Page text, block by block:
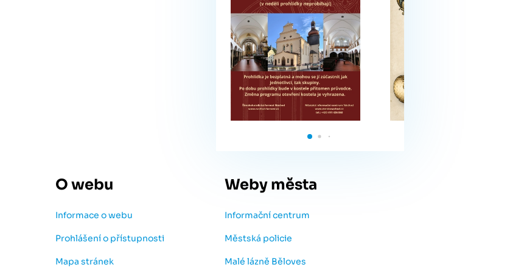
O webu
Informace o webu
Prohlášení o přístupnosti
Mapa stránek
Weby města
Informační centrum
Městská policie
Malé lázně Běloves